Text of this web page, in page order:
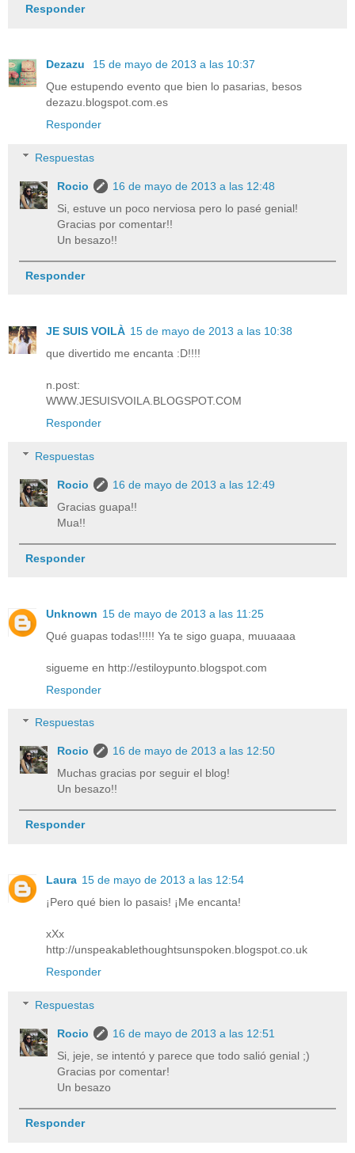
Responder
Dezazu
15 de mayo de 2013 a las 10:37
Que estupendo evento que bien lo pasarias, besos
dezazu.blogspot.com.es
Responder
Respuestas
Rocio
16 de mayo de 2013 a las 12:48
Si, estuve un poco nerviosa pero lo pasé genial!
Gracias por comentar!!
Un besazo!!
Responder
JE SUIS VOILÀ 15 de mayo de 2013 a las 10:38
que divertido me encanta :D!!!!
n.post:
WWW.JESUISVOILA.BLOGSPOT.COM
Responder
Respuestas
Rocio
16 de mayo de 2013 a las 12:49
Gracias guapa!!
Mua!!
Responder
Unknown 15 de mayo de 2013 a las 11:25
Qué guapas todas!!!!! Ya te sigo guapa, muuaaaa
sigueme en http://estiloypunto.blogspot.com
Responder
Respuestas
Rocio
16 de mayo de 2013 a las 12:50
Muchas gracias por seguir el blog!
Un besazo!!
Responder
Laura 15 de mayo de 2013 a las 12:54
¡Pero qué bien lo pasais! ¡Me encanta!
xXx
http://unspeakablethoughtsunspoken.blogspot.co.uk
Responder
Respuestas
Rocio
16 de mayo de 2013 a las 12:51
Si, jeje, se intentó y parece que todo salió genial ;)
Gracias por comentar!
Un besazo
Responder